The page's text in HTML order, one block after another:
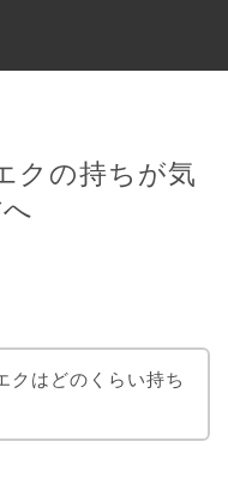
クの持ちが気
クはどのくらい持ち